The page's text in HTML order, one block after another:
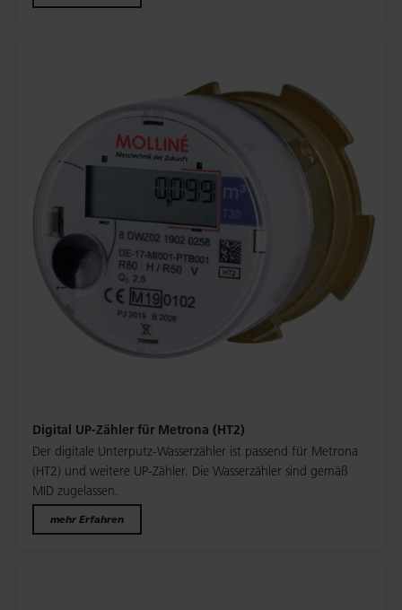
Digital UP-Zähler für Metrona (HT2)
Der digitale Unterputz-Wasserzähler ist passend für Metrona
(HT2) und weitere UP-Zähler. Die Wasserzähler sind gemäß
MID zugelassen.
mehr Erfahren